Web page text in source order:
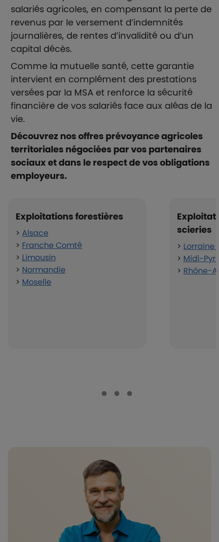
salariés agricoles, en compensant la perte de
revenus par le versement d’indemnités
journalières, de rentes d’invalidité ou d’un
capital décès.
Comme la mutuelle santé, cette garantie
intervient en complément des prestations
versées par la MSA et renforce la sécurité
financière de vos salariés face aux aléas de la
vie.
Découvrez nos offres prévoyance agricoles
territoriales négociées par vos partenaires
sociaux et dans le respect de vos obligations
employeurs.
Exploitations forestières
> Alsace
> Franche Comté
> Limousin
> Normandie
> Moselle
scieries
> Lorraine
> Midi-
> Rhône-